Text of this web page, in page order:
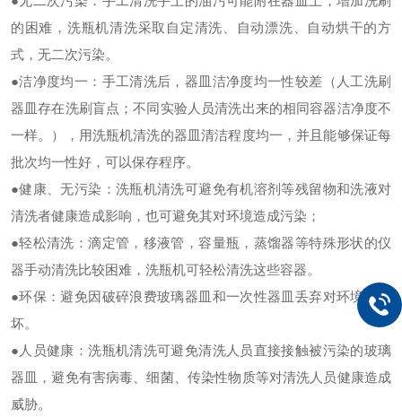
的困难，洗瓶机清洗采取自定清洗、自动漂洗、自动烘干的方
式，无二次污染。
●洁净度均一：手工清洗后，器皿洁净度均一性较差（人工洗刷
器皿存在洗刷盲点；不同实验人员清洗出来的相同容器洁净度不
一样。），用洗瓶机清洗的器皿清洁程度均一，并且能够保证每
批次均一性好，可以保存程序。
●健康、无污染：洗瓶机清洗可避免有机溶剂等残留物和洗液对
清洗者健康造成影响，也可避免其对环境造成污染；
●轻松清洗：滴定管，移液管，容量瓶，蒸馏器等特殊形状的仪
器手动清洗比较困难，洗瓶机可轻松清洗这些容器。
●环保：避免因破碎浪费玻璃器皿和一次性器皿丢弃对环境的破
坏。
● 人员健康：洗瓶机清洗可避免清洗人员直接接触被污染的玻璃
器皿，避免有害病毒、细菌、传染性物质等对清洗人员健康造成
威胁。